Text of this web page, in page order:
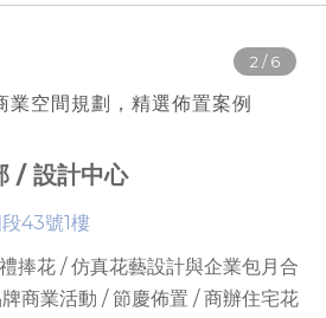
業空間規劃，精選佈置案例
/ 設計中心
43號1樓
捧花 / 仿真花藝設計與企業包月合
商業活動 / 節慶佈置 / 商辦住宅花